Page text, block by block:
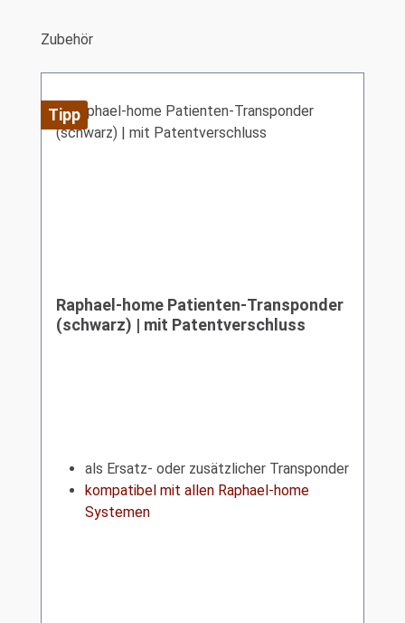
Produktgalerie überspringen
Zubehör
Tipp
Raphael-home Patienten-Transponder
(schwarz) | mit Patentverschluss
als Ersatz- oder zusätzlicher Transponder
kompatibel mit allen Raphael-home
Systemen